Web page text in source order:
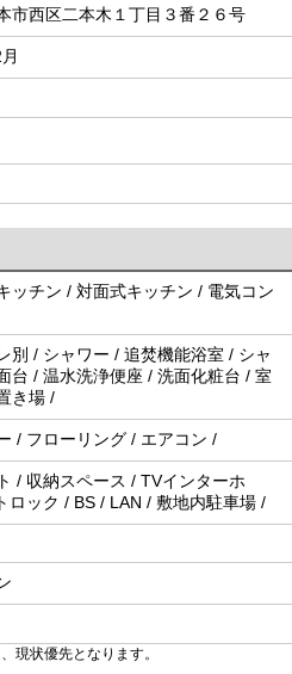
市西区二本木１丁目３番２６号
ッチン / 対面式キッチン / 電気コン
別 / シャワー / 追焚機能浴室 / シャ
台 / 温水洗浄便座 / 洗面化粧台 / 室
き場 /
/ フローリング / エアコン /
/ 収納スペース / TVインターホ
ロック / BS / LAN / 敷地内駐車場 /
現状優先となります。